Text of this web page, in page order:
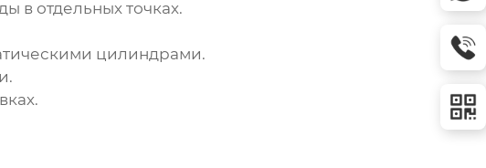
в отдельных точках.
цилиндрами.